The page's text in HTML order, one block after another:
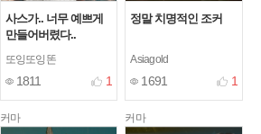
사스가.. 너무 예쁘게
만들어버렸다..
또잉또잉똔
1811 1
정말 치명적인 조커
Asiagold
1691 1
커마 커마